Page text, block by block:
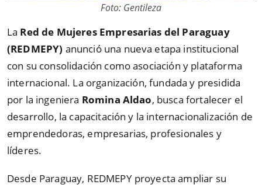
Foto: Gentileza
La Red de Mujeres Empresarias del Paraguay
(REDMEPY) anunció una nueva etapa institucional
con su consolidación como asociación y plataforma
internacional. La organización, fundada y presidida
por la ingeniera Romina Aldao, busca fortalecer el
desarrollo, la capacitación y la internacionalización de
emprendedoras, empresarias, profesionales y
líderes.
Desde Paraguay, REDMEPY proyecta ampliar su